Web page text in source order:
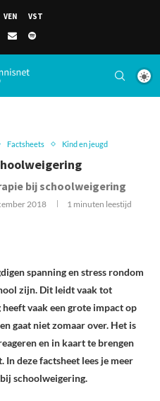
VEN VST
Factsheets Kind en jeugd
bij schoolweigering
2018 1 minuten leestijd
spanning en stress rondom
zijn. Dit leidt vaak tot
vaak een grote impact op
gaat niet zomaar over. Het is
en in kaart te brengen
deze factsheet lees je meer
schoolweigering.